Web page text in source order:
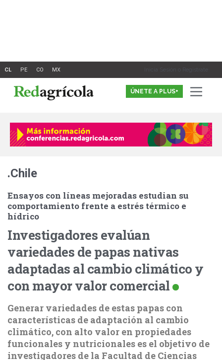
Inicia Sesión o Registrate
ÚNETE A PLUS+
.Chile
Ensayos con líneas mejoradas estudian su
comportamiento frente a estrés térmico e
hídrico
Investigadores evalúan
variedades de papas nativas
adaptadas al cambio climático y
con mayor valor comercial
Generar variedades de estas papas con
características de adaptación al cambio
climático, con alto valor en propiedades
funcionales y nutricionales es el objetivo de
investigadores de la Facultad de Ciencias